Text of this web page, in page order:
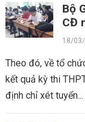
Bộ
CĐ
18/
Theo đó, về tổ
kết quả kỳ thi
định chỉ xét tuyển...